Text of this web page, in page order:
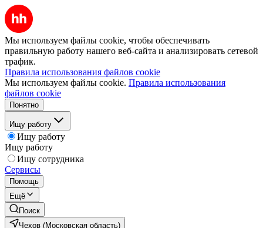
Мы используем файлы cookie, чтобы обеспечивать
правильную работу нашего веб-сайта и анализировать сетевой
трафик.
Правила использования файлов cookie
Мы используем файлы cookie. Правила использования
файлов cookie
Понятно
Ищу работу
Ищу работу
Ищу работу
Ищу сотрудника
Сервисы
Помощь
Ещё
Поиск
Чехов (Московская область)